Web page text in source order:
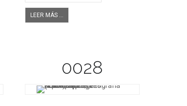
LEER MÁS ...
0028